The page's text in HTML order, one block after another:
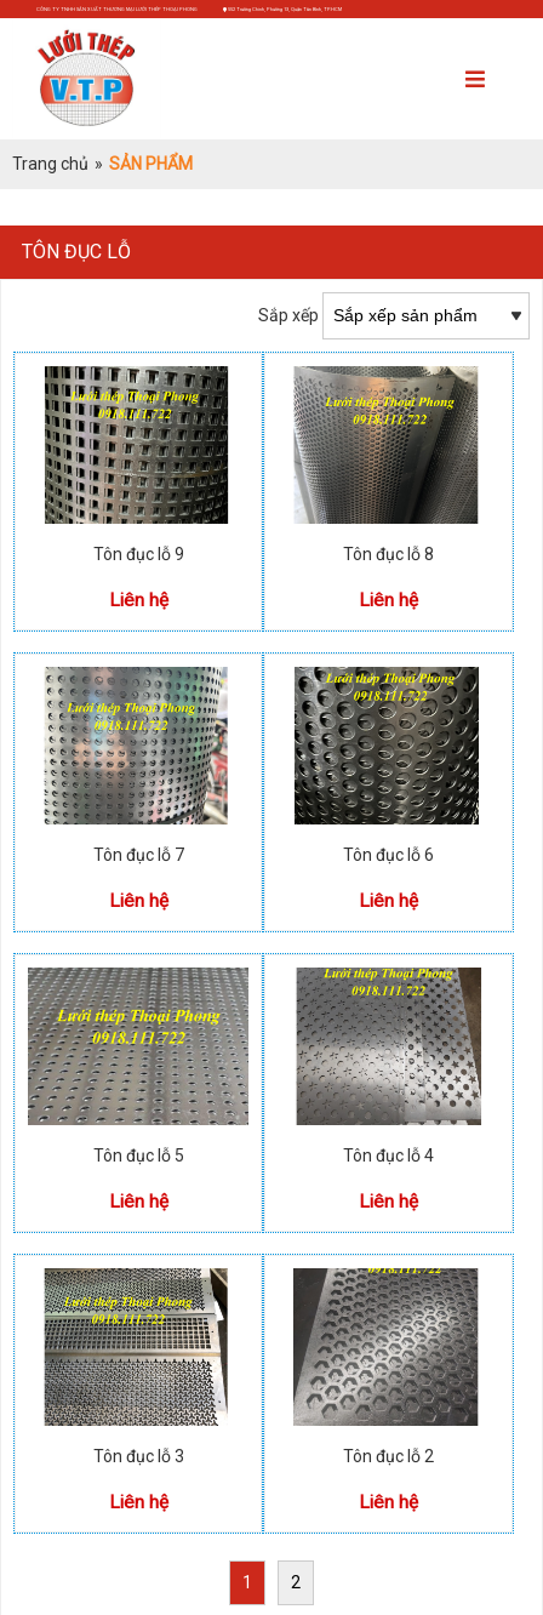
CÔNG TY TNHH SẢN XUẤT THƯƠNG MẠI LƯỚI THÉP THOẠI PHONG 552 Trường Chinh, Phường 13, Quận Tân Bình, TP.HCM
Trang chủ » SẢN PHẨM
TÔN ĐỤC LỖ
Sắp xếp
Tôn đục lỗ 9
Liên hệ
Tôn đục lỗ 8
Liên hệ
Tôn đục lỗ 7
Liên hệ
Tôn đục lỗ 6
Liên hệ
Tôn đục lỗ 5
Liên hệ
Tôn đục lỗ 4
Liên hệ
Tôn đục lỗ 3
Liên hệ
Tôn đục lỗ 2
Liên hệ
1 2